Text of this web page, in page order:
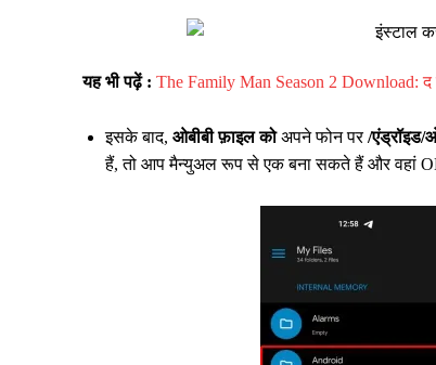
यह भी पढ़ें : The Family Man Season 2 Download:
इसके बाद, ओबीबी फ़ाइल कोअपने फोन पर/एंड्रॉइड/
हैं, तो आप मैन्युअल रूप से एक बना सकते हैं और वहां